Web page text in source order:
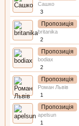
Сашко
3
Пропозиція
britanika
2
Пропозиція
bodiax
2
Пропозиція
Роман Львів
1
Пропозиція
apelsun
1